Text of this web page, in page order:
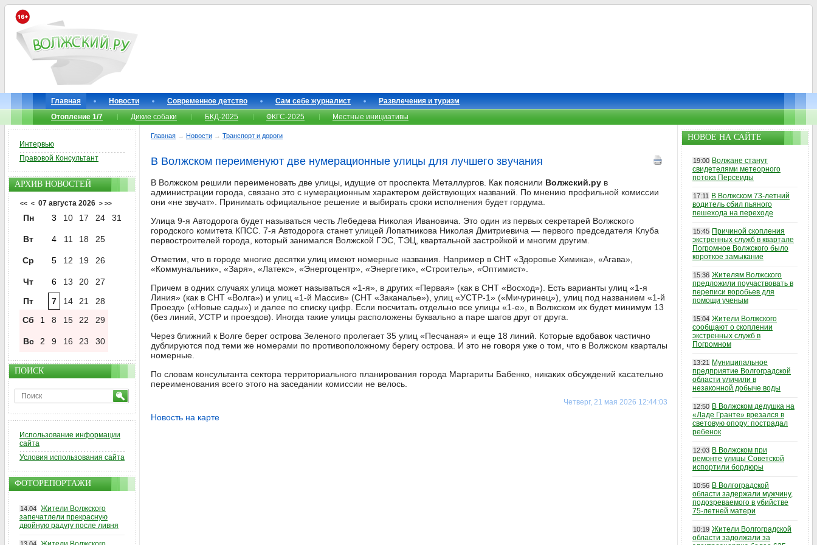
Главная Новости Современное детство Сам себе журналист
Развлечения и туризм
Отопление 1/7
Дикие собаки БКД-2025 ФКГС-2025 Местные инициативы
Главная → Новости → Транспорт и дороги
В Волжском переименуют две нумерационные улицы для лучшего звучания
В Волжском решили переименовать две улицы, идущие от проспекта Металлургов. Как пояснили Волжский.ру в
администрации города, связано это с нумерационным характером действующих названий. По мнению профильной комиссии
они «не звучат». Принимать официальное решение и выбирать сроки исполнения будет гордума.
Улица 9-я Автодорога будет называться честь Лебедева Николая Ивановича. Это один из первых секретарей Волжского
городского комитета КПСС. 7-я Автодорога станет улицей Лопатникова Николая Дмитриевича — первого председателя Клуба
первостроителей города, который занимался Волжской ГЭС, ТЭЦ, квартальной застройкой и многим другим.
Отметим, что в городе многие десятки улиц имеют номерные названия. Например в СНТ «Здоровье Химика», «Агава»,
«Коммунальник», «Заря», «Латекс», «Энергоцентр», «Энергетик», «Строитель», «Оптимист».
Причем в одних случаях улица может называться «1-я», в других «Первая» (как в СНТ «Восход»). Есть варианты улиц «1-я
Линия» (как в СНТ «Волга») и улиц «1-й Массив» (СНТ «Заканалье»), улиц «УСТР-1» («Мичуринец»), улиц под названием «1-й
Проезд» («Новые сады») и далее по списку цифр. Если посчитать отдельно все улицы «1-е», в Волжском их будет минимум 13
(без линий, УСТР и проездов). Иногда такие улицы расположены буквально а паре шагов друг от друга.
Через ближний к Волге берег острова Зеленого пролегает 35 улиц «Песчаная» и еще 18 линий. Которые вдобавок частично
дублируются под теми же номерами по противоположному берегу острова. И это не говоря уже о том, что в Волжском кварталы
номерные.
По словам консультанта сектора территориального планирования города Маргариты Бабенко, никаких обсуждений касательно
переименования всего этого на заседании комиссии не велось.
Четверг, 21 мая 2026 12:44:03
Новость на карте
Интервью
Правовой Консультант
АРХИВ НОВОСТЕЙ
<< < 07 августа 2026 > >>
Пн 3 10 17 24 31
Вт 4 11 18 25
Ср 5 12 19 26
Чт 6 13 20
27
Пт
7 14 21
28
Сб
1 8 15 22 29
Вс 2 9 16 23 30
ПОИСК
Использование информации
сайта
Условия использования сайта
ФОТОРЕПОРТАЖИ
14.04 Жители Волжского
запечатлели прекрасную
двойную радугу после ливня
НОВОЕ НА САЙТЕ
19:00 Волжане станут
свидетелями метеорного
потока Персеиды
17:11
В Волжском 73-летний
водитель сбил пьяного
пешехода на переходе
15:45 Причиной скопления
экстренных служб в квартале
Погромное Волжского было
короткое замыкание
15:36 Жителям Волжского
предложили поучаствовать в
переписи воробьев для
помощи ученым
15:04 Жители Волжского
сообщают о скоплении
экстренных служб в
Погромном
13:21
Муниципальное
предприятие Волгоградской
области уличили в
незаконной добыче воды
12:50 В Волжском дедушка на
«Ладе Гранте» врезался в
световую опору: пострадал
ребенок
12:03 В Волжском при
ремонте улицы Советской
испортили бордюры
10:56 В Волгоградской
области задержали мужчину,
подозреваемого в убийстве
75-летней матери
10:19 Жители Волгоградской
области задолжали за